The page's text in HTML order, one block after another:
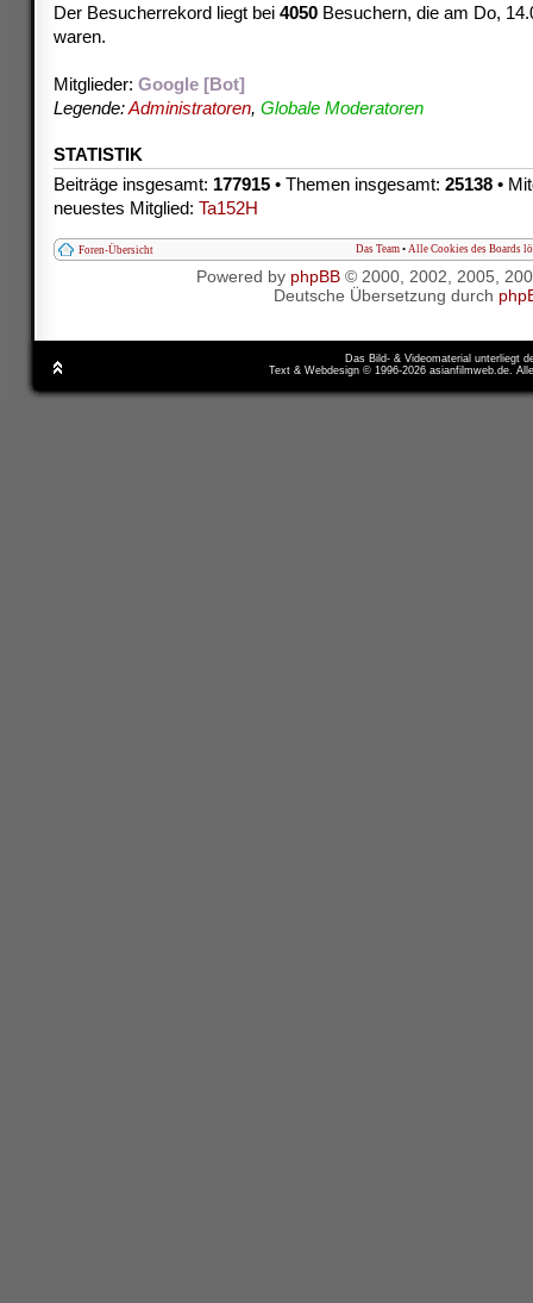
Der Besucherrekord liegt bei 4050 Besuchern, die am Do,
waren.
Mitglieder: Google [Bot]
Legende:Administratoren, Globale Moderatoren
STATISTIK
Beiträge insgesamt: 177915 • Themen insgesamt: 25138 •
neuestes Mitglied: Ta152H
Foren-Übersicht Das Team • Alle Cookies des Boards
Powered by phpBB© 2000, 2002, 2005,
Deutsche Übersetzung durch
Das Bild- & Videomaterial unterliegt
Text & Webdesign © 1996-2026 asianfilmweb.de.